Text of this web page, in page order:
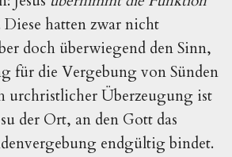
Diese hatten zwar nicht
doch überwiegend den Sinn,
für die Vergebung von Sünden
urchristlicher Überzeugung ist
der Ort, an den Gott das
endgültig bindet.